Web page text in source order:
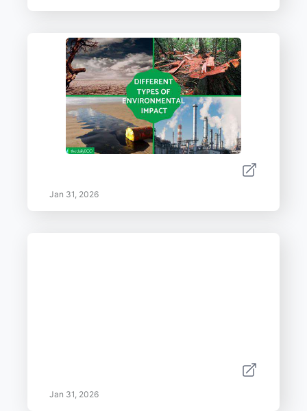
Jan 31, 2026
Jan 31, 2026